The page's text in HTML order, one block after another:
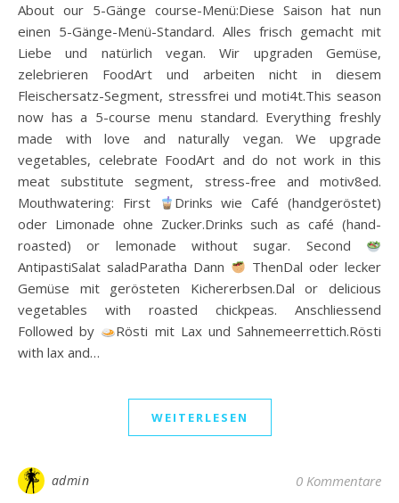
About our 5-Gänge course-Menü:Diese Saison hat nun
einen 5-Gänge-Menü-Standard. Alles frisch gemacht mit
Liebe und natürlich vegan. Wir upgraden Gemüse,
zelebrieren FoodArt und arbeiten nicht in diesem
Fleischersatz-Segment, stressfrei und moti4t.This season
now has a 5-course menu standard. Everything freshly
made with love and naturally vegan. We upgrade
vegetables, celebrate FoodArt and do not work in this
meat substitute segment, stress-free and motiv8ed.
Mouthwatering: First
Drinks wie Café (handgeröstet)
oder Limonade ohne Zucker.Drinks such as café (hand-
roasted) or lemonade without sugar. Second
AntipastiSalat saladParatha Dann
ThenDal oder lecker
Gemüse mit gerösteten Kichererbsen.Dal or delicious
vegetables with roasted chickpeas. Anschliessend
Followed by
Rösti mit Lax und Sahnemeerrettich.Rösti
with lax and…
WEITERLESEN
admin 0 Kommentare